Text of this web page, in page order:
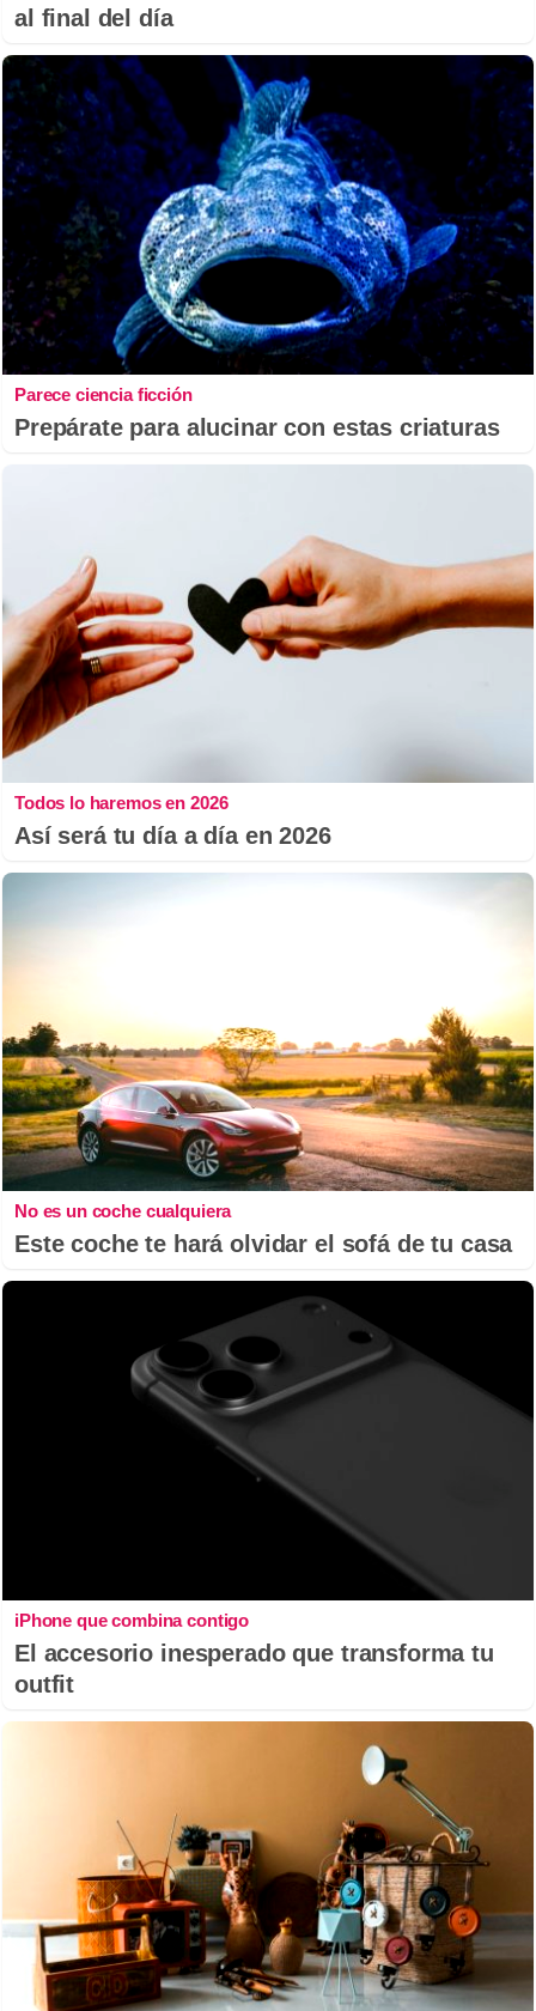
al final del día
Parece ciencia ficción
Prepárate para alucinar con estas criaturas
Todos lo haremos en 2026
Así será tu día a día en 2026
No es un coche cualquiera
Este coche te hará olvidar el sofá de tu casa
iPhone que combina contigo
El accesorio inesperado que transforma tu
outfit